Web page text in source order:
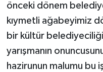
önceki dönem
kıymetli ağabeyimiz
bir kültür
yarışmanın
hazirunun malumu bu